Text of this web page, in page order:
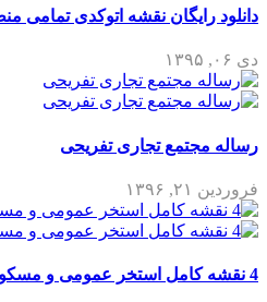
دانلود رایگان نقشه اتوکدی تمامی
دی ۰۶, ۱۳۹۵
رساله مجتمع تجاری تفریحی
فروردین ۲۱, ۱۳۹۶
4 نقشه کامل استخر عمومی و مسکونی DWG